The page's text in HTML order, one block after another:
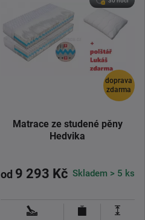
doprava
zdarma
Matrace ze studené pěny
Hedvika
od 9 293 Kč Skladem > 5 ks